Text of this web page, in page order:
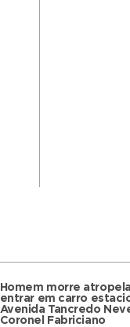
Homem morre
entrar em carro
Avenida Tancredo
Coronel Fabriciano